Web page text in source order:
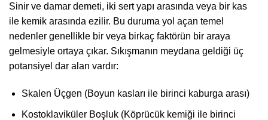
Sinir ve damar demeti, iki sert yapı arasında veya bir kas
ile kemik arasında ezilir. Bu duruma yol açan temel
nedenler genellikle bir veya birkaç faktörün bir araya
gelmesiyle ortaya çıkar. Sıkışmanın meydana geldiği üç
potansiyel dar alan vardır:
Skalen Üçgen (Boyun kasları ile birinci kaburga arası)
Kostoklaviküler Boşluk (Köprücük kemiği ile birinci